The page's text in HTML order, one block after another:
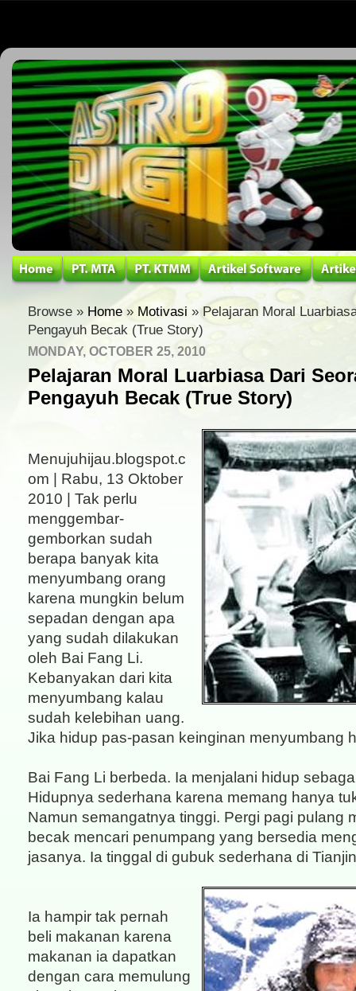
Browse » Home » Motivasi » Pelajaran Moral
Pengayuh Becak (True Story)
MONDAY, OCTOBER 25, 2010
Pelajaran Moral Luarbiasa Dari
Pengayuh Becak (True Story)
Menujuhijau.blogspot.c
om | Rabu, 13 Oktober
2010 | Tak perlu
menggembar-
gemborkan sudah
berapa banyak kita
menyumbang orang
karena mungkin belum
sepadan dengan apa
yang sudah dilakukan
oleh Bai Fang Li.
Kebanyakan dari kita
menyumbang kalau
sudah kelebihan uang.
Jika hidup pas-pasan keinginan menyumbang
Bai Fang Li berbeda. Ia menjalani hidup
Hidupnya sederhana karena memang hanya
Namun semangatnya tinggi. Pergi pagi pulang
becak mencari penumpang yang bersedia
jasanya. Ia tinggal di gubuk sederhana di
Ia hampir tak pernah
beli makanan karena
makanan ia dapatkan
dengan cara memulung